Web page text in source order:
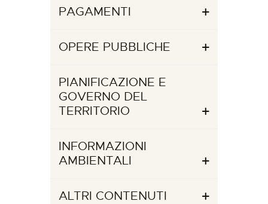
PAGAMENTI
OPERE PUBBLICHE
PIANIFICAZIONE E
GOVERNO DEL
TERRITORIO
INFORMAZIONI
AMBIENTALI
ALTRI CONTENUTI